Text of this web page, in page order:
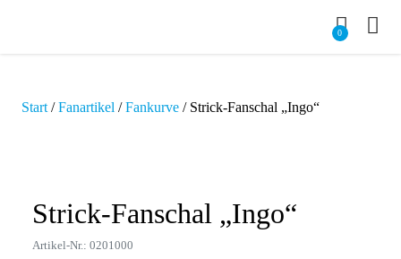
0
Start /Fanartikel /Fankurve / Strick-Fanschal „Ingo“
Strick-Fanschal „Ingo“
Artikel-Nr.: 0201000